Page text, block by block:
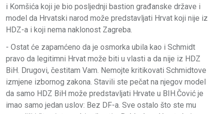
i Komšića koji je bio posljednji bastion građanske države i
model da Hrvatski narod može predstavljati Hrvat koji nije iz
HDZ-a i koji nema naklonost Zagreba.
- Ostat će zapamćeno da je osmorka ubila kao i Schmidt
pravo da legitimni Hrvat može biti u vlasti a da nije iz HDZ
BiH. Drugovi, čestitam Vam. Nemojte kritikovati Schmidtove
izmjene izbornog zakona. Stavili ste pečat na njegov model
da samo HDZ BiH može predstavljati Hrvate u BIH.Čović je
imao samo jedan uslov: Bez DF-a. Sve ostalo što ste mu